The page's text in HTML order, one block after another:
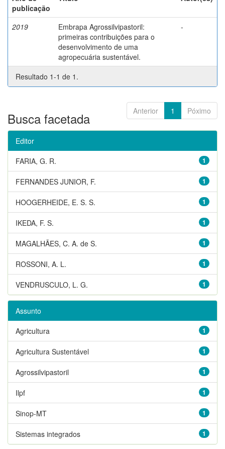
publicação
2019
Embrapa Agrossilvipastoril:
primeiras contribuições para o
desenvolvimento de uma
agropecuária sustentável.
-
Resultado 1-1 de 1.
Anterior 1 Póximo
Busca facetada
Editor
1
FARIA, G. R.
1
FERNANDES JUNIOR, F.
1
HOOGERHEIDE, E. S. S.
1
IKEDA, F. S.
1
MAGALHÃES, C. A. de S.
1
ROSSONI, A. L.
1
VENDRUSCULO, L. G.
Assunto
1
Agricultura
1
Agricultura Sustentável
1
Agrossilvipastoril
1
Ilpf
1
Sinop-MT
1
Sistemas integrados